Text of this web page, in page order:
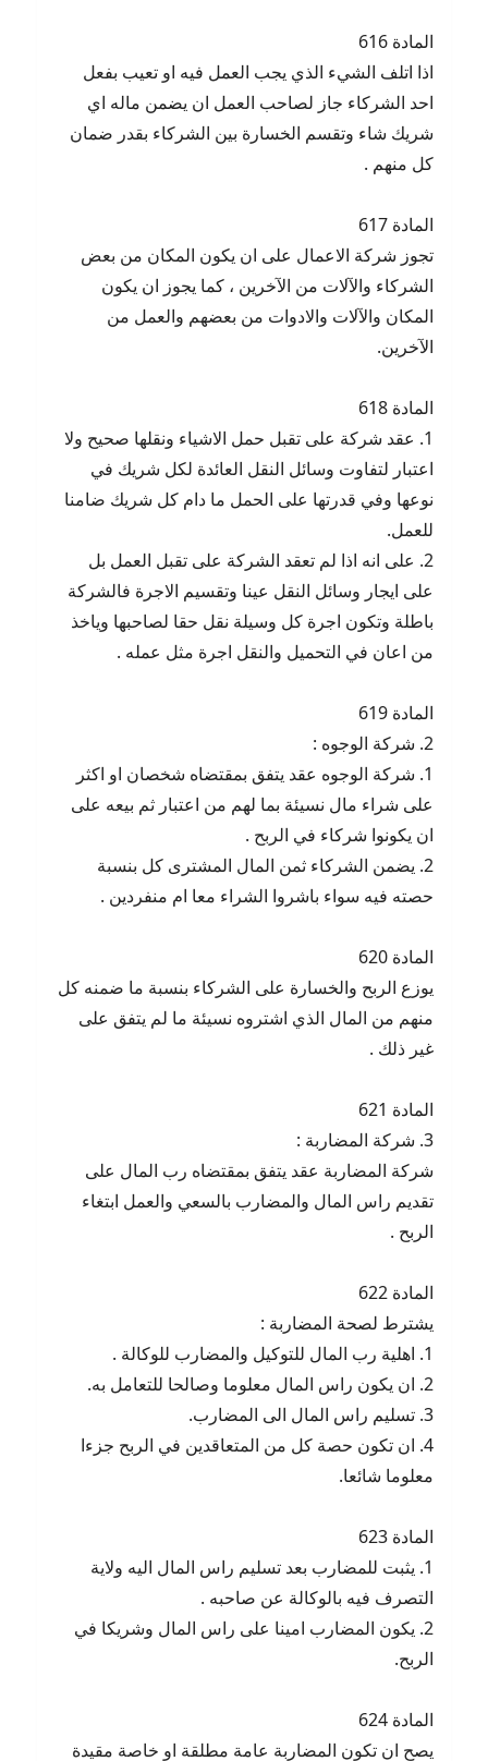
المادة 616
اذا اتلف الشيء الذي يجب العمل فيه او تعيب بفعل
احد الشركاء جاز لصاحب العمل ان يضمن ماله اي
شريك شاء وتقسم الخسارة بين الشركاء بقدر ضمان
كل منهم .
المادة 617
تجوز شركة الاعمال على ان يكون المكان من بعض
الشركاء والآلات من الآخرين ، كما يجوز ان يكون
المكان والآلات والادوات من بعضهم والعمل من
الآخرين.
المادة 618
1. عقد شركة على تقبل حمل الاشياء ونقلها صحيح ولا
اعتبار لتفاوت وسائل النقل العائدة لكل شريك في
نوعها وفي قدرتها على الحمل ما دام كل شريك ضامنا
للعمل.
2. على انه اذا لم تعقد الشركة على تقبل العمل بل
على ايجار وسائل النقل عينا وتقسيم الاجرة فالشركة
باطلة وتكون اجرة كل وسيلة نقل حقا لصاحبها وياخذ
من اعان في التحميل والنقل اجرة مثل عمله .
المادة 619
2. شركة الوجوه :
1. شركة الوجوه عقد يتفق بمقتضاه شخصان او اكثر
على شراء مال نسيئة بما لهم من اعتبار ثم بيعه على
ان يكونوا شركاء في الربح .
2. يضمن الشركاء ثمن المال المشترى كل بنسبة
حصته فيه سواء باشروا الشراء معا ام منفردين .
المادة 620
يوزع الربح والخسارة على الشركاء بنسبة ما ضمنه كل
منهم من المال الذي اشتروه نسيئة ما لم يتفق على
غير ذلك .
المادة 621
3. شركة المضاربة :
شركة المضاربة عقد يتفق بمقتضاه رب المال على
تقديم راس المال والمضارب بالسعي والعمل ابتغاء
الربح .
المادة 622
يشترط لصحة المضاربة :
1. اهلية رب المال للتوكيل والمضارب للوكالة .
2. ان يكون راس المال معلوما وصالحا للتعامل به.
3. تسليم راس المال الى المضارب.
4. ان تكون حصة كل من المتعاقدين في الربح جزءا
معلوما شائعا.
المادة 623
1. يثبت للمضارب بعد تسليم راس المال اليه ولاية
التصرف فيه بالوكالة عن صاحبه .
2. يكون المضارب امينا على راس المال وشريكا في
الربح.
المادة 624
يصح ان تكون المضاربة عامة مطلقة او خاصة مقيدة